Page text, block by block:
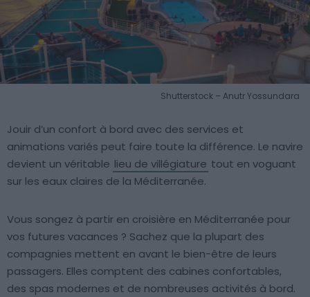
Shutterstock – Anutr Yossundara
Jouir d’un confort à bord avec des services et
animations variés peut faire toute la différence. Le navire
devient un véritable lieu de villégiature tout en voguant
sur les eaux claires de la Méditerranée.
Vous songez à partir en croisière en Méditerranée pour
vos futures vacances ? Sachez que la plupart des
compagnies mettent en avant le bien-être de leurs
passagers. Elles comptent des cabines confortables,
des spas modernes et de nombreuses activités à bord.